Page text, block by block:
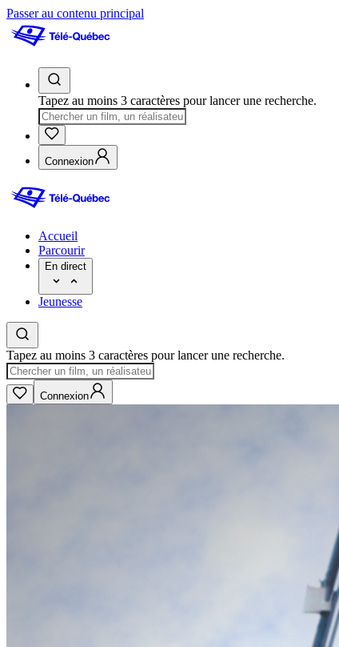
Passer au contenu principal
Tapez au moins 3 caractères pour lancer une recherche.
Connexion
Accueil
Parcourir
En direct
Jeunesse
Tapez au moins 3 caractères pour lancer une recherche.
Connexion